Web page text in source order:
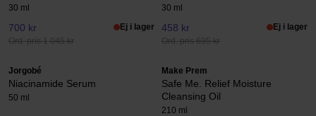
30 ml
700 kr
Ord. pris 1 045 kr
Ej i lager
30 ml
458 kr
Ord. pris 695 kr
Ej i lager
Jorgobé
Niacinamide Serum
50 ml
Make Prem
Safe Me. Relief Moisture
Cleansing Oil
210 ml